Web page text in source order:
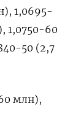
1,0695-
1,0750-60
50 (2,7
млн),